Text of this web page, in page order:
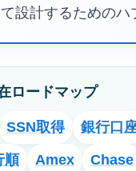
設計するためのハ
ロードマップ
SSN取得 銀行口
順 Amex Chase